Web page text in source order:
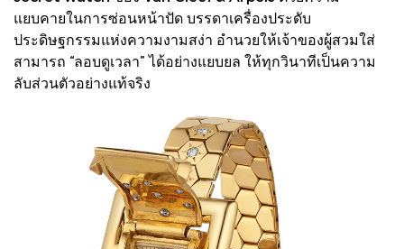
แยบคายในการซ่อนหน้าปัด บรรดาเครื่องประดับ
ประดิษฐกรรมแห่งความงามสง่า อำนวยให้เจ้าของผู้สวมใส่
สามารถ “ลอบดูเวลา” ได้อย่างแยบยล ให้ทุกวินาทีเป็นความ
ลับส่วนตัวอย่างแท้จริง